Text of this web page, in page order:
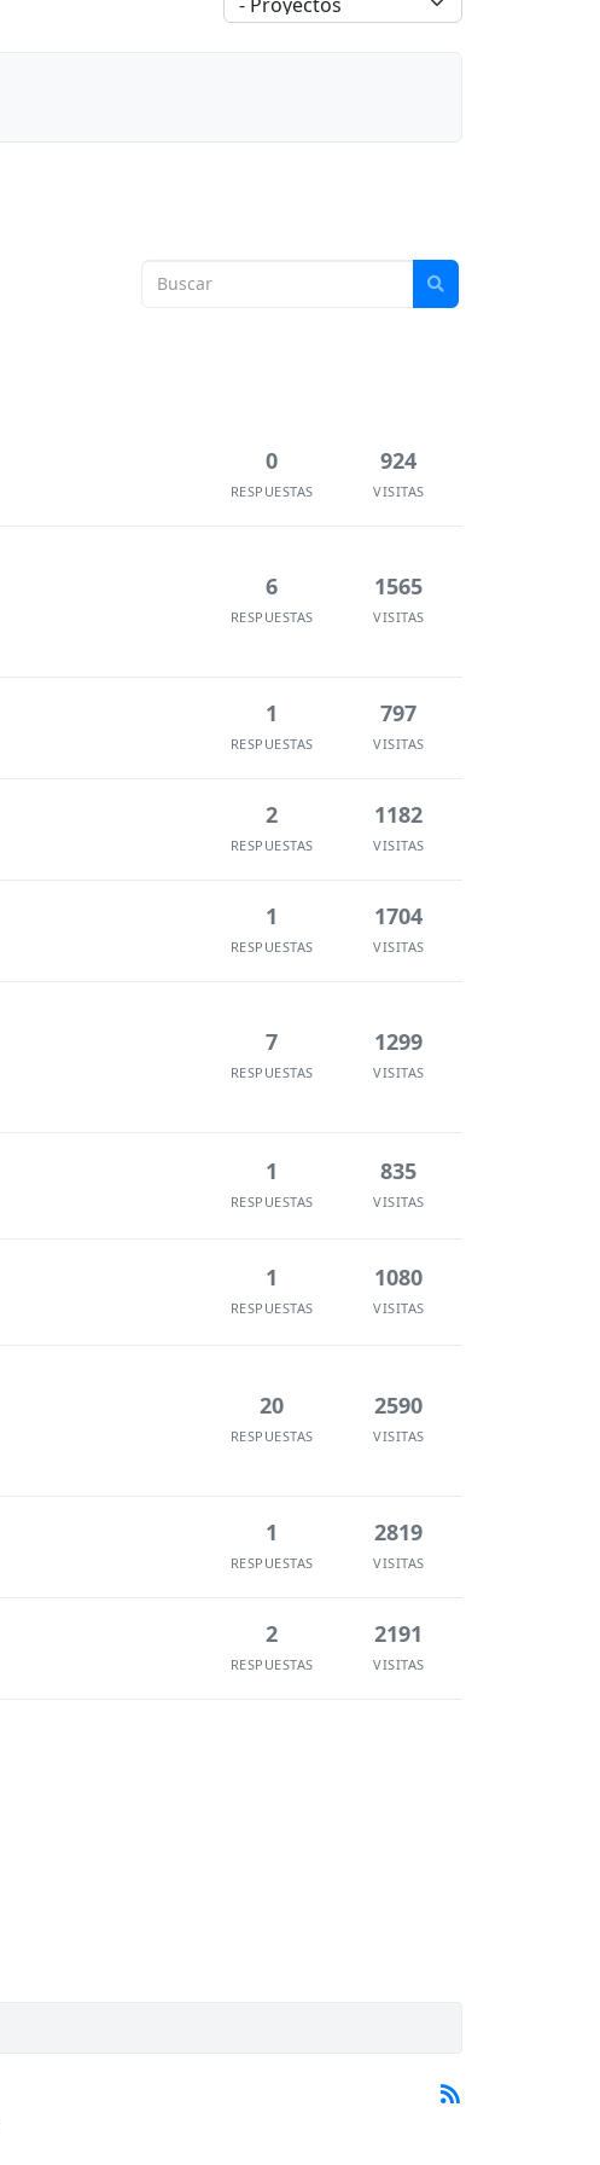
0
RESPUESTAS
924
VISITAS
6
RESPUESTAS
1565
VISITAS
1
RESPUESTAS
797
VISITAS
2
RESPUESTAS
1182
VISITAS
1
RESPUESTAS
1704
VISITAS
7
RESPUESTAS
1299
VISITAS
1
RESPUESTAS
835
VISITAS
1
RESPUESTAS
1080
VISITAS
20
RESPUESTAS
2590
VISITAS
1
RESPUESTAS
2819
VISITAS
2
RESPUESTAS
2191
VISITAS